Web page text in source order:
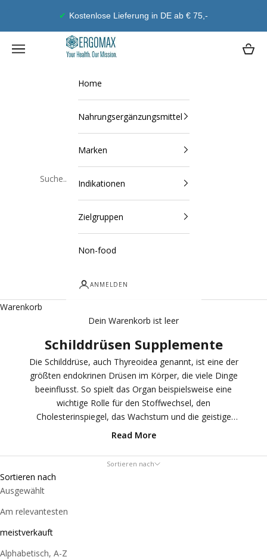
in DE ab € 75,-
Ergomax
Navigationsmenü öffnen
Home
Nahrungsergänzungsmittel
Marken
Indikationen
Zielgruppen
Non-food
ANMELDEN
Warenkorb
Dein Warenkorb ist leer
Schilddrüsen Supplemente
Die Schilddrüse, auch Thyreoidea genannt, ist eine der
größten endokrinen Drüsen im Körper, die viele Dinge
beeinflusst. So spielt das Organ beispielsweise eine
wichtige Rolle für den Stoffwechsel, den
Cholesterinspiegel, das Wachstum und die geistige
Entwicklung. Dies geschieht durch die Produktion von
unter anderem die Hormone Trijodthyronin (T3),
Thyroxin (T4) und Calcitonin. Die Tatsache, dass jede
Funktion dieses Organs in unserem Körper. Alle
schmetterlingsähnliche Form und befindet sich an der
Read More
Sortieren nach
Sortieren nach
Ausgewählt
Am relevantesten
meistverkauft
Alphabetisch, A-Z